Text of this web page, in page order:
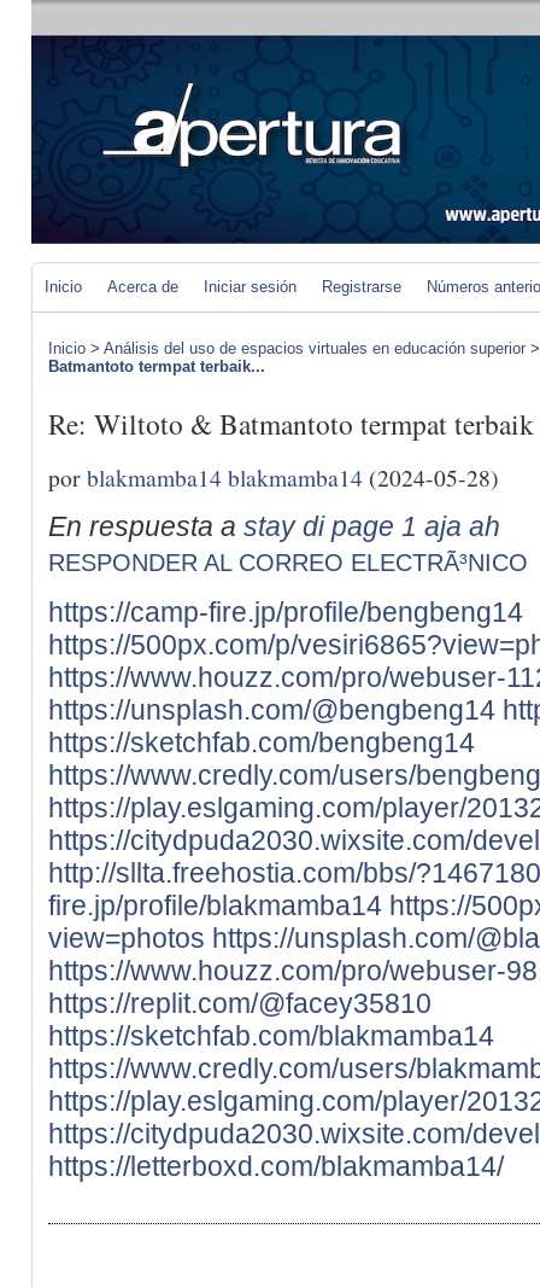
Inicio Acerca de Iniciar sesión Registrarse Números
Inicio > Análisis del uso de espacios virtuales en educación superior
Batmantoto termpat terbaik...
Re: Wiltoto & Batmantoto termpat
porblakmamba14 blakmamba14 (2024-05-28)
En respuesta a stay di page 1 aja ah
RESPONDER AL CORREO ELECTRÃ³NICO
https://camp-fire.jp/profile/bengbeng14
https://500px.com/p/
https://www.houzz.com/pro/webuser-
https://unsplash.com/@bengbeng14
https://sketchfab.com/bengbeng14
https://www.credly.com/users/
https://play.eslgaming.com/player/
https://citydpuda2030.wixsite.com/
http://sllta.freehostia.com/bbs/?1467180
fire.jp/profile/blakmamba14 https://
view=photos https://unsplash.com/
https://www.houzz.com/pro/webuser-
https://replit.com/@facey35810
https://sketchfab.com/blakmamba14
https://www.credly.com/users/
https://play.eslgaming.com/player/
https://citydpuda2030.wixsite.com/
https://letterboxd.com/blakmamba14/